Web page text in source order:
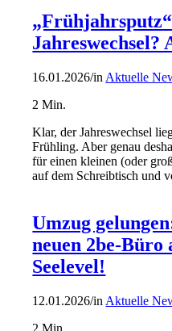
Jahreswechsel?
16.01.2026/in Aktuelle
2 Min.
Klar, der Jahreswechsel
Frühling. Aber genau
für einen kleinen (oder
auf dem Schreibtisch und
Umzug
neuen 2be-
Seelevel!
12.01.2026/in Aktuelle
2 Min.